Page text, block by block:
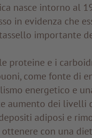
nasce intorno al
in evidenza che
importante
proteine e i
come fonte di
energetico e
aumento dei
adiposi e
con una